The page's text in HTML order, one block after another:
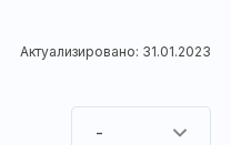
Актуализировано: 31.01.2023
-